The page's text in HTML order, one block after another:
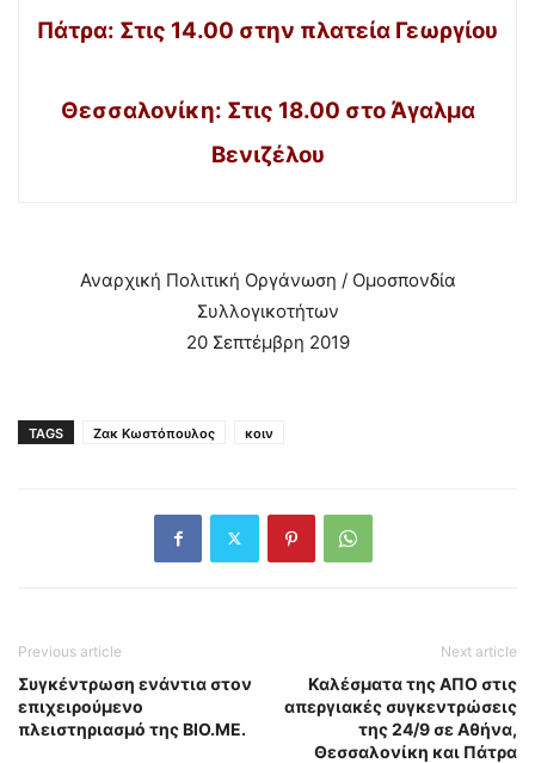
Πάτρα: Στις 14.00 στην πλατεία Γεωργίου
Θεσσαλονίκη: Στις 18.00 στο Άγαλμα
Βενιζέλου
Αναρχική Πολιτική Οργάνωση / Ομοσπονδία
Συλλογικοτήτων
20 Σεπτέμβρη 2019
TAGS Ζακ Κωστόπουλος κοιν
Previous article
Συγκέντρωση ενάντια στον
επιχειρούμενο
πλειστηριασμό της ΒΙΟ.ΜΕ.
Next article
Καλέσματα της ΑΠΟ στις
απεργιακές συγκεντρώσεις
της 24/9 σε Αθήνα,
Θεσσαλονίκη και Πάτρα